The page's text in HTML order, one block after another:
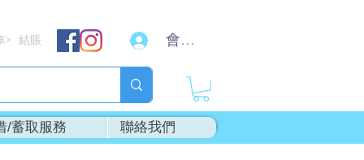
結賬 會員登入
/蓄取服務 聯絡我們